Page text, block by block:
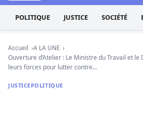
POLITIQUE JUSTICE SOCIÉTÉ
Accueil
A LA UNE
Ouverture d’Atelier : Le Ministre du Travail et le
leurs forces pour lutter contre…
JUSTICEPOLITIQUE